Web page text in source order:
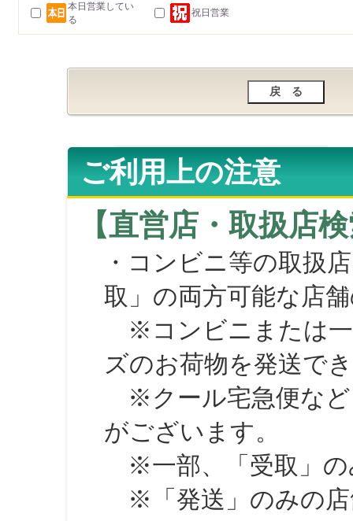
本日営業してい
る
祝日営業
ご利用上の注意
【直営店・取扱店
・コンビニ等の取扱
取」の両方可能な店
※コンビニまたは一
ズのお荷物を発送で
※クール宅急便など
がございます。
※一部、「受取」の
※「発送」のみの店